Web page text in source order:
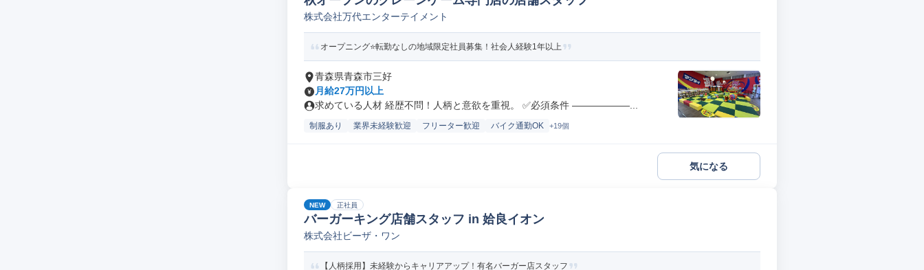
株式会社万代エンターテイメント
オープニング⭐転勤なしの地域限定社員募集！社会人経験1年以上
青森県青森市三好
月給27万円以上
求めている人材 経歴不問！人柄と意欲を重視。 ✅必須条件 ――――――...
制服あり 業界未経験歓迎 フリーター歓迎 バイク通勤OK +19個
気になる
NEW 正社員
バーガーキング店舗スタッフ in 姶良イオン
株式会社ビーザ・ワン
【人柄採用】未経験からキャリアアップ！有名バーガー店スタッフ